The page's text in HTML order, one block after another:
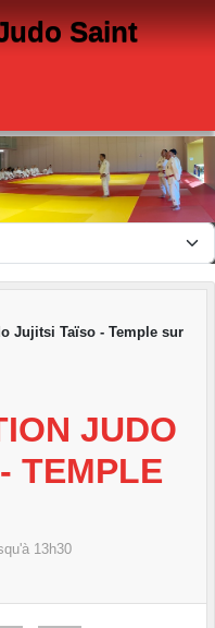
Saint
Jujitsi Taïso - Temple sur
JUDO
TEMPLE
13h30